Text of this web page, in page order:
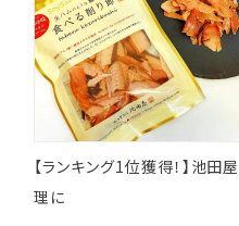
【ランキング1位獲得！】池
理に